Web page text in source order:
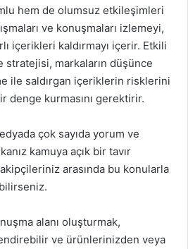
hem de olumsuz etkileşimleri
ve konuşmaları izlemeyi,
içerikleri kaldırmayı içerir. Etkili
stratejisi, markaların düşünce
ile saldırgan içeriklerin risklerini
denge kurmasını gerektirir.
çok sayıda yorum ve
kamuya açık bir tavır
arasında bu konularla
alanı oluşturmak,
ve ürünlerinizden veya